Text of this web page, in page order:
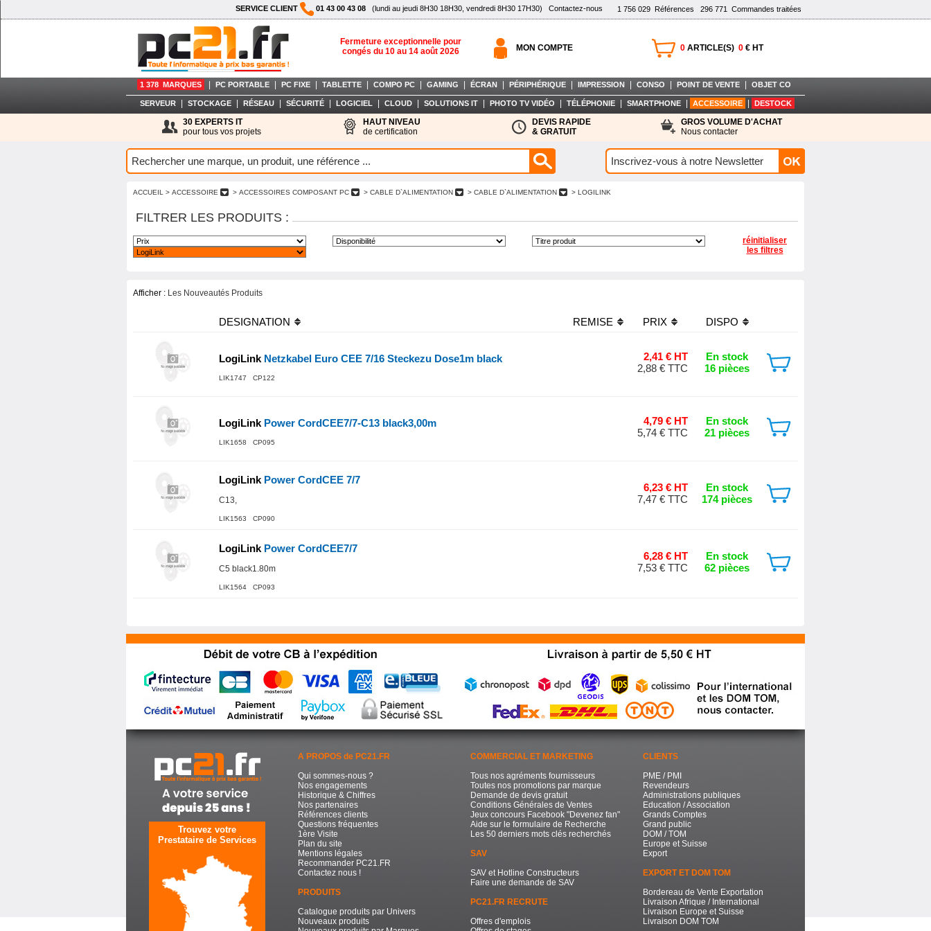
1 756 029 Références 296 771 Commandes traitées
SERVICE CLIENT 01 43 00 43 08 (lundi au jeudi 8H30 18H30, vendredi 8H30 17H30) Contactez-nous
Fermeture exceptionnelle pour
congés du 10 au 14 août 2026
0 ARTICLE(S) 0 € HT
MON COMPTE
1 378 MARQUES PC PORTABLE PC FIXE TABLETTE COMPO PC GAMING ÉCRAN PÉRIPHÉRIQUE IMPRESSION CONSO POINT DE VENTE OBJET CO
SERVEUR STOCKAGE RÉSEAU SÉCURITÉ LOGICIEL CLOUD SOLUTIONS IT PHOTO TV VIDÉO TÉLÉPHONIE SMARTPHONE ACCESSOIRE DESTOCK
30 EXPERTS IT
pour tous vos projets
HAUT NIVEAU
de certification
DEVIS RAPIDE
& GRATUIT
GROS VOLUME D'ACHAT
Nous contacter
ACCUEIL > ACCESSOIRE > ACCESSOIRES COMPOSANT PC > CABLE D`ALIMENTATION > CABLE D`ALIMENTATION > LOGILINK
FILTRER LES PRODUITS :
réinitialiser
les filtres
Afficher : Les Nouveautés Produits
DESIGNATION REMISE PRIX DISPO
LogiLink Netzkabel Euro CEE 7/16 Steckezu Dose1m black
LIK1747 CP122
2,41 € HT
2,88 € TTC
En stock
16 pièces
LogiLink Power CordCEE7/7-C13 black3,00m
LIK1658 CP095
4,79 € HT
5,74 € TTC
En stock
21 pièces
LogiLink Power CordCEE 7/7
C13,
LIK1563 CP090
6,23 € HT
7,47 € TTC
En stock
174 pièces
LogiLink Power CordCEE7/7
C5 black1.80m
LIK1564 CP093
6,28 € HT
7,53 € TTC
En stock
62 pièces
Trouvez votre
Prestataire de Services
A PROPOS de PC21.FR
Qui sommes-nous ?
Nos engagements
Historique & Chiffres
Nos partenaires
Références clients
Questions fréquentes
1ère Visite
Plan du site
Mentions légales
Recommander PC21.FR
Contactez nous !
PRODUITS
Catalogue produits par Univers
Nouveaux produits
COMMERCIAL ET MARKETING
Tous nos agréments fournisseurs
Toutes nos promotions par marque
Demande de devis gratuit
Conditions Générales de Ventes
Jeux concours Facebook "Devenez fan"
Aide sur le formulaire de Recherche
Les 50 derniers mots clés recherchés
SAV
SAV et Hotline Constructeurs
Faire une demande de SAV
PC21.FR RECRUTE
Offres d'emplois
CLIENTS
PME / PMI
Revendeurs
Administrations publiques
Education / Association
Grands Comptes
Grand public
DOM / TOM
Europe et Suisse
Export
EXPORT ET DOM TOM
Bordereau de Vente Exportation
Livraison Afrique / International
Livraison Europe et Suisse
Livraison DOM TOM